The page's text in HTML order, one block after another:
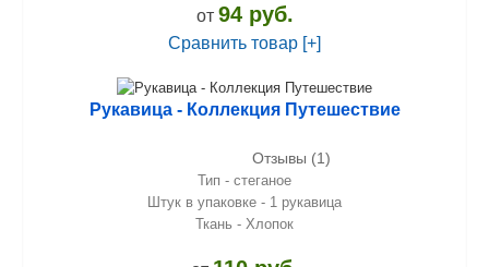
от 94 руб.
Сравнить товар [+]
Рукавица - Коллекция Путешествие
Отзывы (1)
Тип - стеганое
Штук в упаковке - 1 рукавица
Ткань - Хлопок